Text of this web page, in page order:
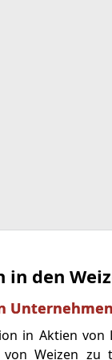
in den
in Aktien
von Weizen zu